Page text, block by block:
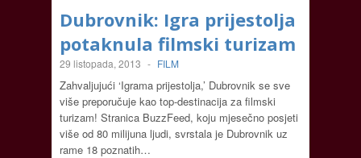
Dubrovnik: Igra prijestolja
potaknula filmski turizam
29 listopada, 2013 - FILM
Zahvaljujući ‘Igrama prijestolja,’ Dubrovnik se sve
više preporučuje kao top-destinacija za filmski
turizam! Stranica BuzzFeed, koju mjesečno posjeti
više od 80 milijuna ljudi, svrstala je Dubrovnik uz
rame 18 poznatih…